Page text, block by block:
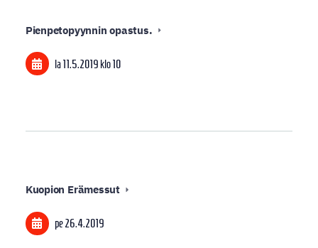
Pienpetopyynnin opastus.
la 11.5.2019 klo 10
Kuopion Erämessut
pe 26.4.2019